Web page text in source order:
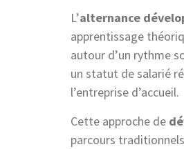
L’alternance
apprentissage
autour d’un rythme
un statut de salarié
l’entreprise d’accueil.
Cette approche de
parcours